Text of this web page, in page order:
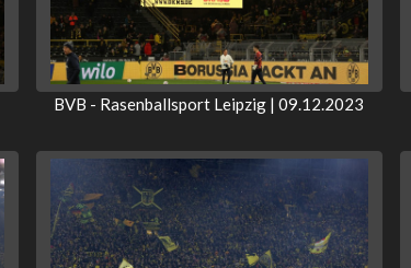
BVB - Rasenballsport Leipzig | 09.12.2023